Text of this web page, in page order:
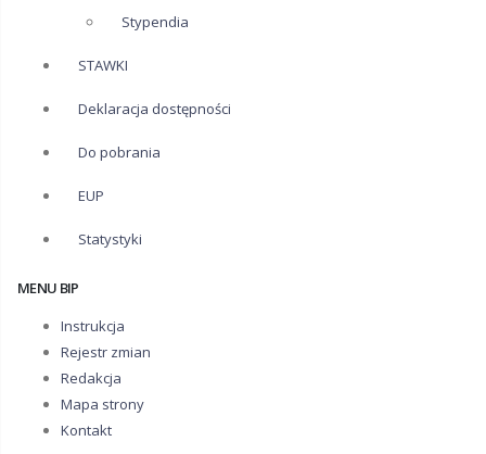
Stypendia
STAWKI
Deklaracja dostępności
Do pobrania
EUP
Statystyki
MENU BIP
Instrukcja
Rejestr zmian
Redakcja
Mapa strony
Kontakt